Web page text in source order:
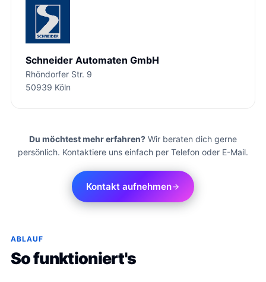
Schneider Automaten GmbH
Rhöndorfer Str. 9
50939 Köln
Du möchtest mehr erfahren? Wir beraten dich gerne
persönlich. Kontaktiere uns einfach per Telefon oder E-Mail.
Kontakt aufnehmen
ABLAUF
So funktioniert's